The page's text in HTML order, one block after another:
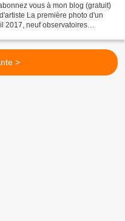
vous à mon blog (gratuit)
d'un
2017, neuf observatoires
>